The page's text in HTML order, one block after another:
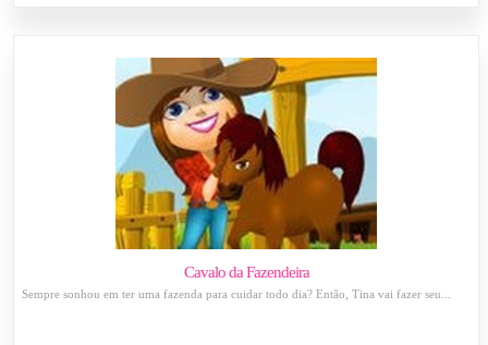
Cavalo da Fazendeira
Sempre sonhou em ter uma fazenda para cuidar todo dia? Então, Tina vai fazer seu...